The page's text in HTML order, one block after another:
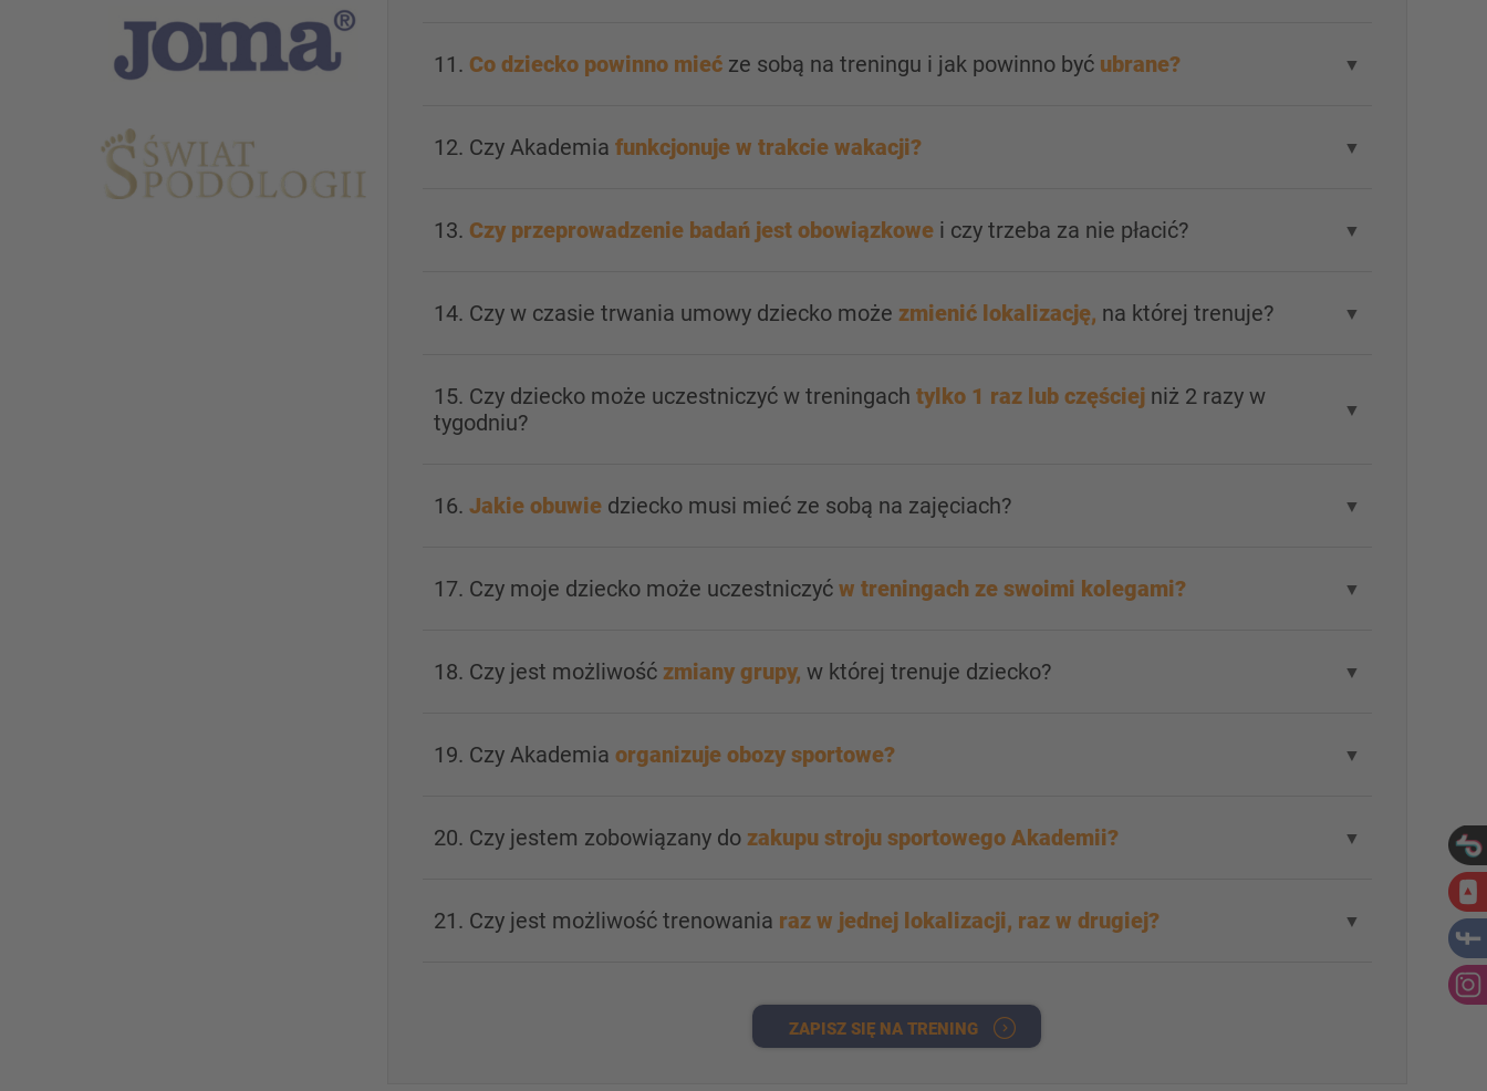
11. Co dziecko powinno miećze sobą na treningu i jak powinno być ubrane? ▼
12. Czy Akademia funkcjonuje w trakcie wakacji? ▼
13. Czy przeprowadzenie badań jest obowiązkowei czy trzeba za nie płacić? ▼
14. Czy w czasie trwania umowy dziecko może zmienić lokalizację, na której trenuje? ▼
15. Czy dziecko może uczestniczyć w treningach tylko 1 raz lub częściejniż 2 razy w
tygodniu?
▼
16. Jakie obuwiedziecko musi mieć ze sobą na zajęciach? ▼
17. Czy moje dziecko może uczestniczyć w treningach ze swoimi kolegami? ▼
18. Czy jest możliwośćzmiany grupy, w której trenuje dziecko? ▼
19. Czy Akademia organizuje obozy sportowe? ▼
20. Czy jestem zobowiązany do zakupu stroju sportowego Akademii? ▼
21. Czy jest możliwość trenowania raz w jednej lokalizacji, raz w drugiej? ▼
ZAPISZ SIĘ NA TRENING